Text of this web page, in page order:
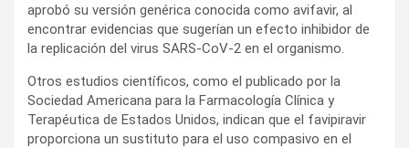
aprobó su versión genérica conocida como avifavir, al
encontrar evidencias que sugerían un efecto inhibidor de
la replicación del virus SARS-CoV-2 en el organismo.
Otros estudios científicos, como el publicado por la
Sociedad Americana para la Farmacología Clínica y
Terapéutica de Estados Unidos, indican que el favipiravir
proporciona un sustituto para el uso compasivo en el